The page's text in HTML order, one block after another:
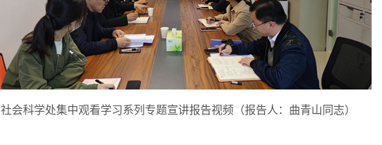
社会科学处集中观看学习系列专题宣讲报告视频（报告人：曲青山同志）